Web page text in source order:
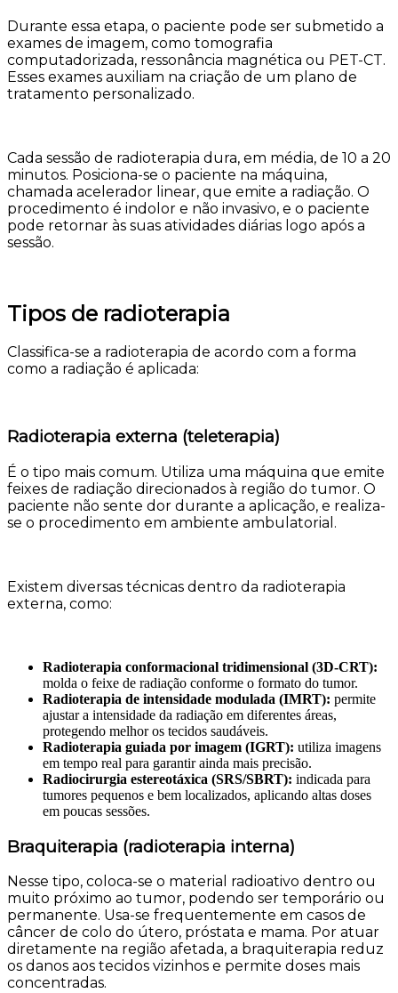
Durante essa etapa, o paciente pode ser submetido a
exames de imagem, como tomografia
computadorizada, ressonância magnética ou PET-CT.
Esses exames auxiliam na criação de um plano de
tratamento personalizado.
Cada sessão de radioterapia dura, em média, de 10 a 20
minutos. Posiciona-se o paciente na máquina,
chamada acelerador linear, que emite a radiação. O
procedimento é indolor e não invasivo, e o paciente
pode retornar às suas atividades diárias logo após a
sessão.
Tipos de radioterapia
Classifica-se a radioterapia de acordo com a forma
como a radiação é aplicada:
Radioterapia externa (teleterapia)
É o tipo mais comum. Utiliza uma máquina que emite
feixes de radiação direcionados à região do tumor. O
paciente não sente dor durante a aplicação, e realiza-
se o procedimento em ambiente ambulatorial.
Existem diversas técnicas dentro da radioterapia
externa, como:
Radioterapia conformacional tridimensional (3D-CRT):
molda o feixe de radiação conforme o formato do tumor.
Radioterapia de intensidade modulada (IMRT): permite
ajustar a intensidade da radiação em diferentes áreas,
protegendo melhor os tecidos saudáveis.
Radioterapia guiada por imagem (IGRT): utiliza imagens
em tempo real para garantir ainda mais precisão.
Radiocirurgia estereotáxica (SRS/SBRT): indicada para
tumores pequenos e bem localizados, aplicando altas doses
em poucas sessões.
Braquiterapia (radioterapia interna)
Nesse tipo, coloca-se o material radioativo dentro ou
muito próximo ao tumor, podendo ser temporário ou
permanente. Usa-se frequentemente em casos de
câncer de colo do útero, próstata e mama. Por atuar
diretamente na região afetada, a braquiterapia reduz
os danos aos tecidos vizinhos e permite doses mais
concentradas.